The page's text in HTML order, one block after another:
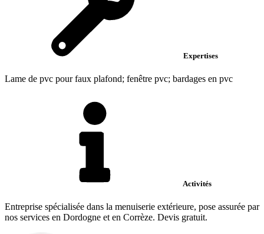
Expertises
Lame de pvc pour faux plafond; fenêtre pvc; bardages en pvc
Activités
Entreprise spécialisée dans la menuiserie extérieure, pose assurée par
nos services en Dordogne et en Corrèze. Devis gratuit.